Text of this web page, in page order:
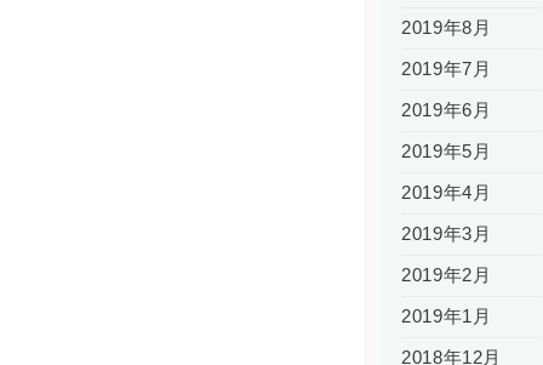
2019年8月
2019年7月
2019年6月
2019年5月
2019年4月
2019年3月
2019年2月
2019年1月
2018年12月